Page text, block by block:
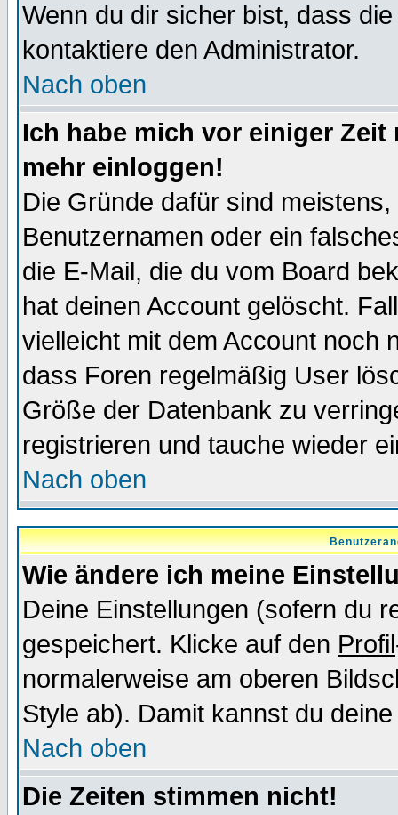
Wenn du dir sicher bist, dass
kontaktiere den Administrator.
Nach oben
Ich habe mich vor einiger
mehr einloggen!
Die Gründe dafür sind
Benutzernamen oder ein
die E-Mail, die du vom Board
hat deinen Account gelöscht.
vielleicht mit dem Account noch
dass Foren regelmäßig User
Größe der Datenbank zu
registrieren und tauche wieder
Nach oben
Wie ändere ich meine
Deine Einstellungen (sofern du
gespeichert. Klicke auf den Profil
normalerweise am oberen
Style ab). Damit kannst du
Nach oben
Die Zeiten stimmen nicht!